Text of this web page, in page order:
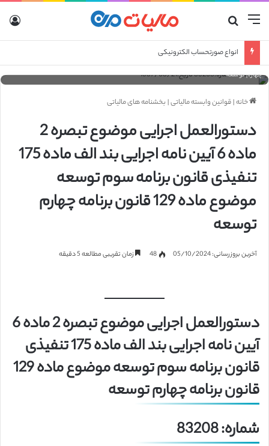
منو
انواع صورتحساب الکترونیکی
نامه اجرایی بند الف ماده 175 تنفیذی قانون برنامه سوم توسعه موضوع ماده 129 قانون برنامه
چهارم توسعه
خانه|قوانین وابسته مالیاتی| بخشنامه های مالیاتی
دستورالعمل اجرایی موضوع تبصره 2
ماده 6 آیین نامه اجرایی بند الف ماده 175
تنفیذی قانون برنامه سوم توسعه
موضوع ماده 129 قانون برنامه چهارم
توسعه
آخرین بروزرسانی: 05/10/2024 48 زمان تقریبی مطالعه 5 دقیقه
دستورالعمل اجرایی موضوع تبصره 2 ماده 6
آیین نامه اجرایی بند الف ماده 175 تنفیذی
قانون برنامه سوم توسعه موضوع ماده 129
قانون برنامه چهارم توسعه
شماره: 83208